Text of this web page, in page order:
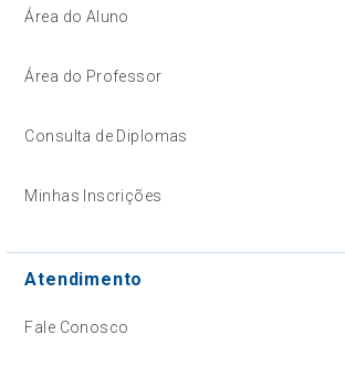
Área do Aluno
Área do Professor
Consulta de Diplomas
Minhas Inscrições
Atendimento
Fale Conosco